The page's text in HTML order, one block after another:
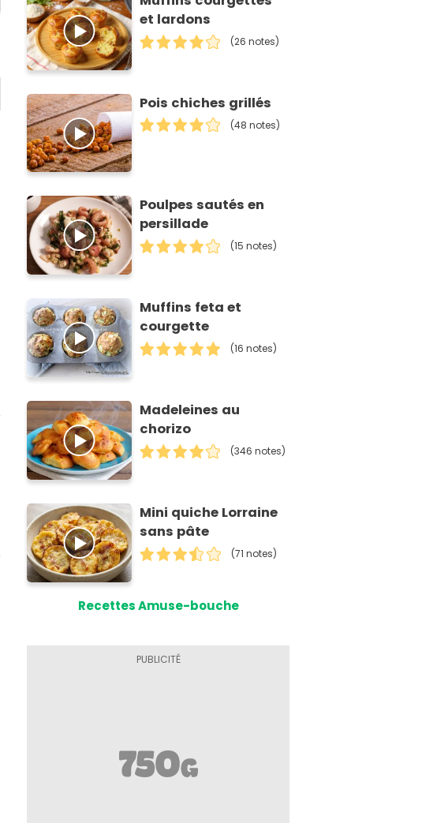
et lardons
(26 notes)
Pois chiches grillés
(48 notes)
Poulpes sautés en
persillade
(15 notes)
Muffins feta et
courgette
(16 notes)
Madeleines au
chorizo
(346 notes)
Mini quiche Lorraine
sans pâte
(71 notes)
Recettes Amuse-bouche